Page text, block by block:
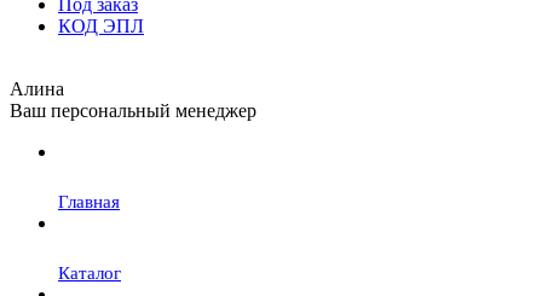
Под заказ
КОД ЭПЛ
Алина
Ваш персональный менеджер
Главная
Каталог